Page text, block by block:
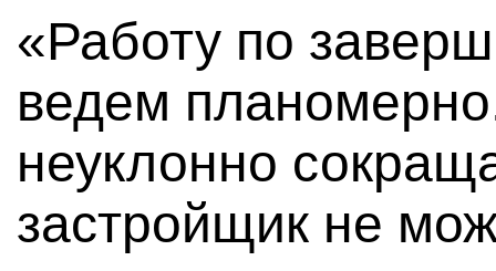
«Работу по
ведем
неуклонно
застройщик не